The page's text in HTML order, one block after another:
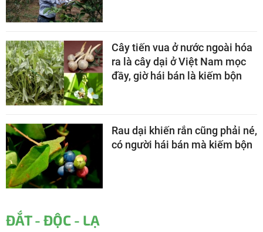
Cây tiến vua ở nước ngoài hóa
ra là cây dại ở Việt Nam mọc
đầy, giờ hái bán là kiếm bộn
Rau dại khiến rắn cũng phải né,
có người hái bán mà kiếm bộn
ĐẮT - ĐỘC - LẠ